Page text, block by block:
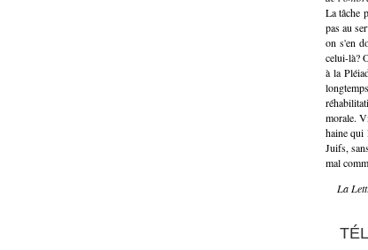
La tâche
pas au
on s'en
celui-là?
à la
morale.
haine qui
Juifs,
mal
La